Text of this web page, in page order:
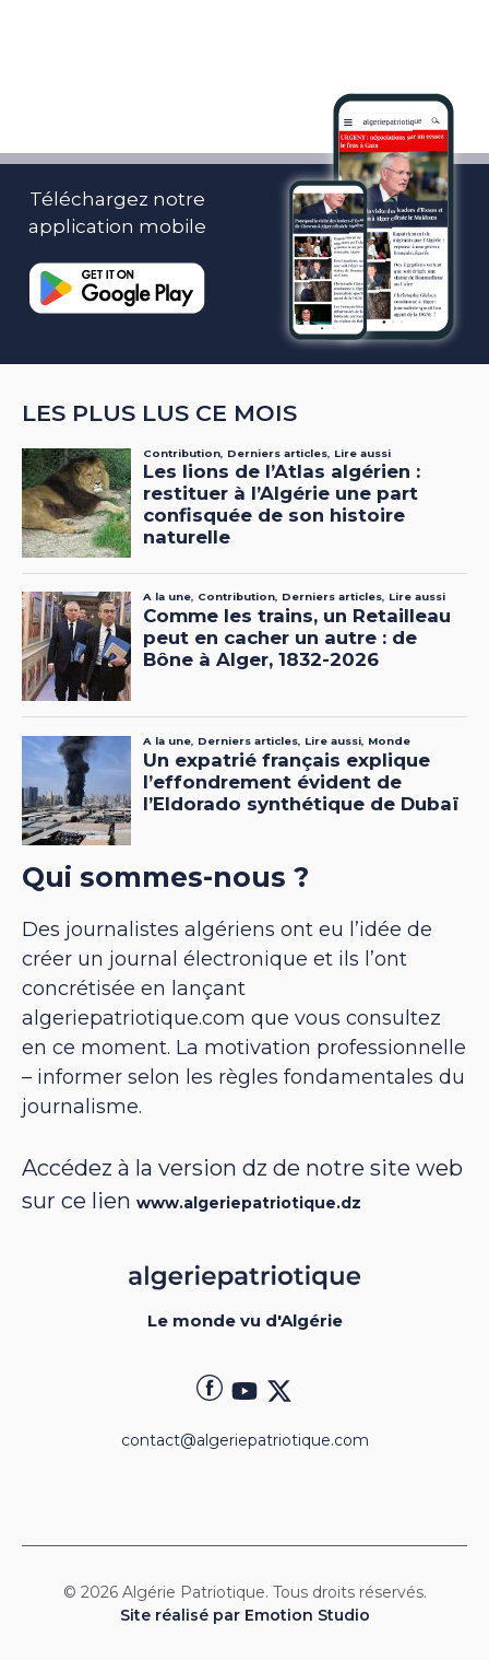
Téléchargez notre
application mobile
LES PLUS LUS CE MOIS
Qui sommes-nous ?
Des journalistes algériens ont eu l’idée de
créer un journal électronique et ils l’ont
concrétisée en lançant
algeriepatriotique.com que vous consultez
en ce moment. La motivation professionnelle
– informer selon les règles fondamentales du
journalisme.
Accédez à la version dz de notre site web
sur ce lien www.algeriepatriotique.dz
Le monde vu d'Algérie
contact@algeriepatriotique.com
© 2026 Algérie Patriotique. Tous droits réservés.
Site réalisé par Emotion Studio